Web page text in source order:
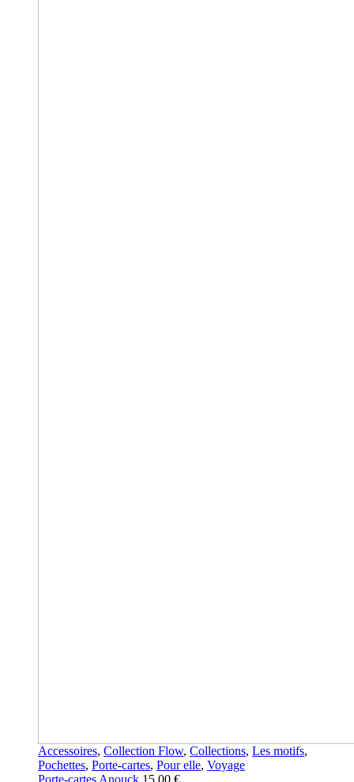
Accessoires, Collection Flow, Collections, Les motifs,
Pochettes, Porte-cartes, Pour elle, Voyage